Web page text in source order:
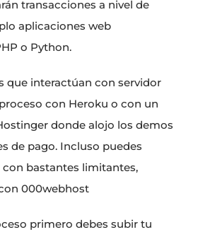
transacciones a nivel de
aplicaciones web
o Python.
que interactúan con servidor
con Heroku o con un
donde alojo los demos
de pago. Incluso puedes
con bastantes limitantes,
000webhost
primero debes subir tu